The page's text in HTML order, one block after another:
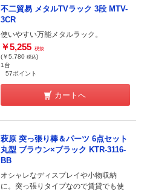
不二貿易 メタルTVラック 3段 MTV-
3CR
使いやすい万能メタルラック。
￥5,255 税抜
(￥5,780 税込)
1台
57ポイント
カートへ
萩原 突っ張り棒＆パーツ 6点セット
丸型 ブラウン×ブラック KTR-3116-
BB
オシャレなディスプレイや小物収納
に。突っ張りタイプなので賃貸でも使